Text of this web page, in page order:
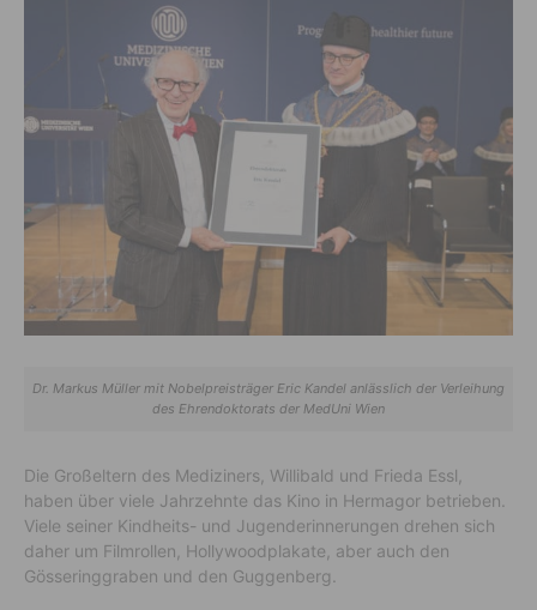
Dr. Markus Müller mit Nobelpreisträger Eric Kandel anlässlich der Verleihung
des Ehrendoktorats der MedUni Wien
Die Großeltern des Mediziners, Willibald und Frieda Essl,
haben über viele Jahrzehnte das Kino in Hermagor betrieben.
Viele seiner Kindheits- und Jugenderinnerungen drehen sich
daher um Filmrollen, Hollywoodplakate, aber auch den
Gösseringgraben und den Guggenberg.